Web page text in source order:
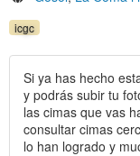
icgc
Si ya has hecho
y podrás subir tu
las cimas que vas
consultar cimas
lo han logrado y